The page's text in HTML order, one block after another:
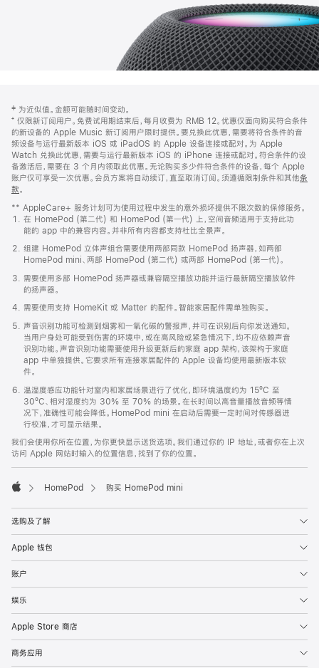
页
页
脚
注
‡ 为近似值。金额可能随时间变动。
⁺ 仅限新订阅用户。免费试用期结束后，每月收费为 RMB 12。优惠仅面向购买符合条件
的新设备的 Apple Music 新订阅用户限时提供。要兑换此优惠，需要将符合条件的音
频设备与运行最新版本 iOS 或 iPadOS 的 Apple 设备连接或配对。为 Apple
Watch 兑换此优惠，需要与运行最新版本 iOS 的 iPhone 连接或配对。符合条件的设
备激活后，需要在 3 个月内领取此优惠。无论购买多少件符合条件的设备，每个 Apple
账户仅可享受一次优惠。会员方案将自动续订，直至取消订阅。须遵循限制条件和其他条
款。
窗
口
中
打
开)
** AppleCare+ 服务计划可为使用过程中发生的意外损坏提供不限次数的保修服务。
在 HomePod (第二代) 和 HomePod (第一代) 上，空间音频适用于支持此功
能的 app 中的兼容内容。并非所有内容都支持杜比全景声。
组建 HomePod 立体声组合需要使用两部同款 HomePod 扬声器，如两部
HomePod mini、两部 HomePod (第二代) 或两部 HomePod (第一代)。
需要使用多部 HomePod 扬声器或兼容隔空播放功能并运行最新隔空播放软件
的扬声器。
需要使用支持 HomeKit 或 Matter 的配件。智能家居配件需单独购买。
声音识别功能可检测到烟雾和一氧化碳的警报声，并可在识别后向你发送通知。
当用户身处可能受到伤害的环境中，或在高风险或紧急情况下，均不应依赖声音
识别功能。声音识别功能需要使用升级更新后的家庭 app 架构，该架构于家庭
app 中单独提供。它要求所有连接家居配件的 Apple 设备均使用最新版本软
件。
温湿度感应功能针对室内和家居场景进行了优化，即环境温度约为 15ºC 至
30ºC、相对湿度约为 30% 至 70% 的场景。在长时间以高音量播放音频等情
况下，准确性可能会降低。HomePod mini 在启动后需要一定时间对传感器进
行校准，才可显示结果。
我们会使用你所在位置，为你更快显示送货选项。我们通过你的 IP 地址，或者你在上次
访问 Apple 网站时输入的位置信息，找到了你的位置。
HomePod 购买 HomePod mini
选购及了解
Apple 钱包
账户
娱乐
Apple Store 商店
商务应用